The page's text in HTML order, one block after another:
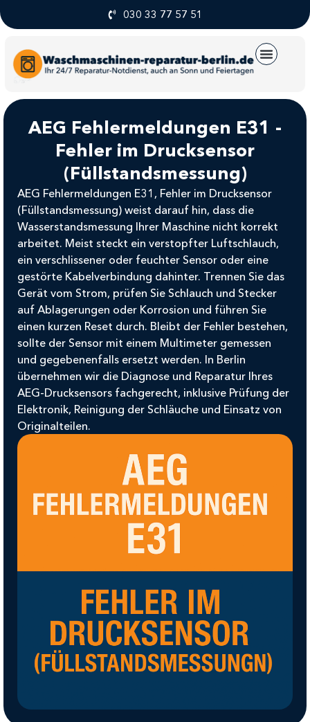
030 33 77 57 51
AEG Fehlermeldungen E31 -
Fehler im Drucksensor
(Füllstandsmessung)
AEG Fehlermeldungen E31, Fehler im Drucksensor
(Füllstandsmessung) weist darauf hin, dass die
Wasserstandsmessung Ihrer Maschine nicht korrekt
arbeitet. Meist steckt ein verstopfter Luftschlauch,
ein verschlissener oder feuchter Sensor oder eine
gestörte Kabelverbindung dahinter. Trennen Sie das
Gerät vom Strom, prüfen Sie Schlauch und Stecker
auf Ablagerungen oder Korrosion und führen Sie
einen kurzen Reset durch. Bleibt der Fehler bestehen,
sollte der Sensor mit einem Multimeter gemessen
und gegebenenfalls ersetzt werden. In Berlin
übernehmen wir die Diagnose und Reparatur Ihres
AEG-Drucksensors fachgerecht, inklusive Prüfung der
Elektronik, Reinigung der Schläuche und Einsatz von
Originalteilen.